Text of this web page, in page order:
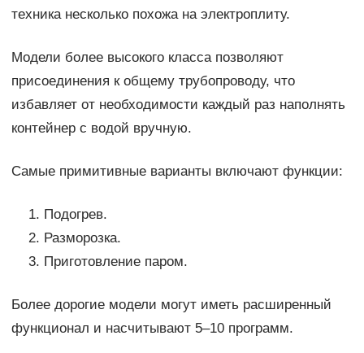
техника несколько похожа на электроплиту.
Модели более высокого класса позволяют
присоединения к общему трубопроводу, что
избавляет от необходимости каждый раз наполнять
контейнер с водой вручную.
Самые примитивные варианты включают функции:
Подогрев.
Разморозка.
Приготовление паром.
Более дорогие модели могут иметь расширенный
функционал и насчитывают 5–10 программ.